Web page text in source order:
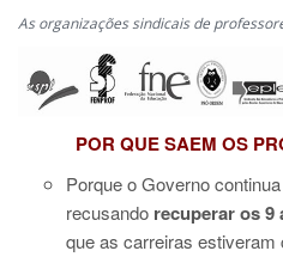
As organizações sindicais de
POR QUE SAEM OS
Porque o Governo
recusando recuperar os 9
que as carreiras